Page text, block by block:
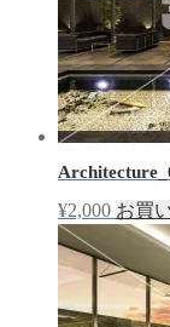
¥2,000 お買